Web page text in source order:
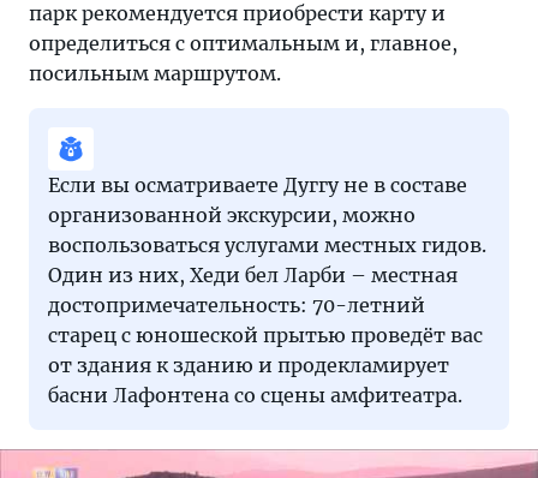
парк рекомендуется приобрести карту и
определиться с оптимальным и, главное,
посильным маршрутом.
Если вы осматриваете Дуггу не в составе
организованной экскурсии, можно
воспользоваться услугами местных гидов.
Один из них, Хеди бел Ларби – местная
достопримечательность: 70-летний
старец с юношеской прытью проведёт вас
от здания к зданию и продекламирует
басни Лафонтена со сцены амфитеатра.